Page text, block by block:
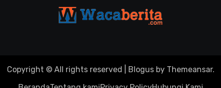
Copyright © All rights reserved Blogusby Themeansar.